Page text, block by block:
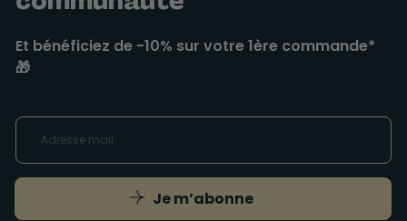
Et bénéficiez de -10% sur votre 1ère commande*
🎁
Je m’abonne